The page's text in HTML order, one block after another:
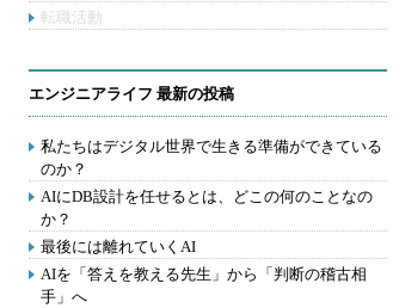
転職活動
エンジニアライフ 最新の投稿
私たちはデジタル世界で生きる準備ができている
のか？
AIにDB設計を任せるとは、どこの何のことなの
か？
最後には離れていくAI
AIを「答えを教える先生」から「判断の稽古相
手」へ